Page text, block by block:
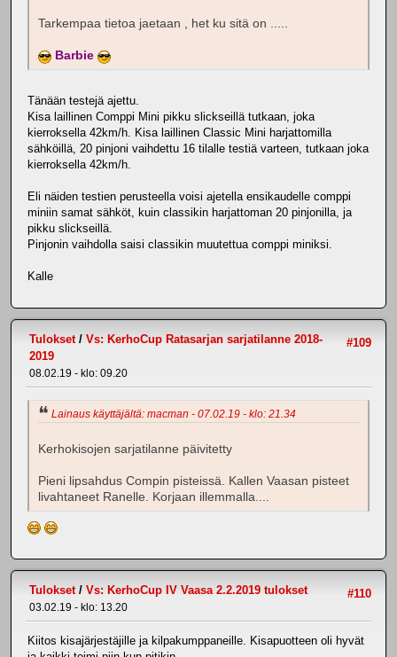
Tarkempaa tietoa jaetaan , het ku sitä on .....
Barbie
Tänään testejä ajettu.
Kisa laillinen Comppi Mini pikku slickseillä tutkaan, joka
kierroksella 42km/h. Kisa laillinen Classic Mini harjattomilla
sähköillä, 20 pinjoni vaihdettu 16 tilalle testiä varteen, tutkaan joka
kierroksella 42km/h.
Eli näiden testien perusteella voisi ajetella ensikaudelle comppi
miniin samat sähköt, kuin classikin harjattoman 20 pinjonilla, ja
pikku slickseillä.
Pinjonin vaihdolla saisi classikin muutettua comppi miniksi.
Kalle
#109
Tulokset/ Vs: KerhoCup Ratasarjan sarjatilanne 2018-
2019
08.02.19 - klo: 09.20
Lainaus käyttäjältä: macman - 07.02.19 - klo: 21.34
Kerhokisojen sarjatilanne päivitetty
Pieni lipsahdus Compin pisteissä. Kallen Vaasan pisteet
livahtaneet Ranelle. Korjaan illemmalla....
#110
Tulokset/ Vs: KerhoCup IV Vaasa 2.2.2019 tulokset
03.02.19 - klo: 13.20
Kiitos kisajärjestäjille ja kilpakumppaneille. Kisapuotteen oli hyvät